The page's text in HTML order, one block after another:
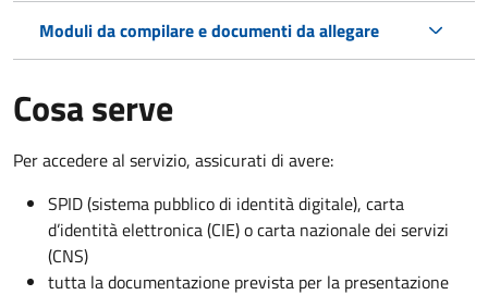
Moduli da compilare e documenti da allegare
Cosa serve
Per accedere al servizio, assicurati di avere:
SPID (sistema pubblico di identità digitale), carta
d’identità elettronica (CIE) o carta nazionale dei servizi
(CNS)
tutta la documentazione prevista per la presentazione